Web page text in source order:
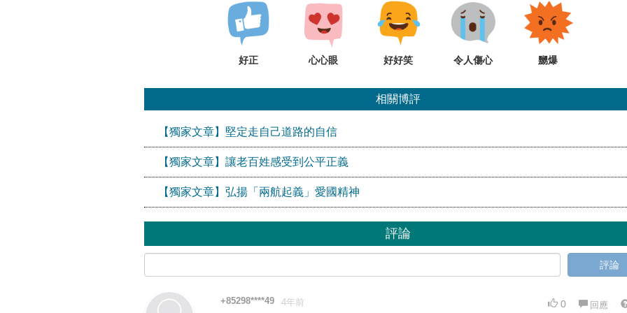
好正 心心眼 好好笑 令人傷心 嬲爆
相關博評
【獨家文章】堅定走自己道路的自信
【獨家文章】讓老百姓感受到公平正義
【獨家文章】弘揚「兩航起義」愛國精神
評論
評論
+85298****49 4年前 0 回應